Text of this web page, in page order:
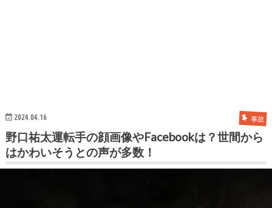
2024.04.16 事故
野口祐太運転手の顔画像やFacebookは？世間から
はかわいそうとの声が多数！